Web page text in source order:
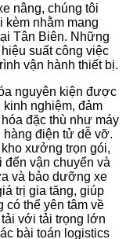
nâng, chúng tôi
kèm nhằm mang
Tân Biên. Những
suất công việc
vận hành thiết bị.
nguyên kiện được
nghiệm, đảm
đặc thù như máy
hàng điện tử dễ vỡ.
xưởng trọn gói,
vận chuyển và
và bảo dưỡng xe
trị gia tăng, giúp
có thể yên tâm về
với tải trọng lớn
bài toán logistics